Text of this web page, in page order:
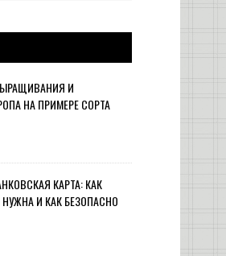
И
НА ПРИМЕРЕ СОРТА
КАРТА: КАК
И КАК БЕЗОПАСНО